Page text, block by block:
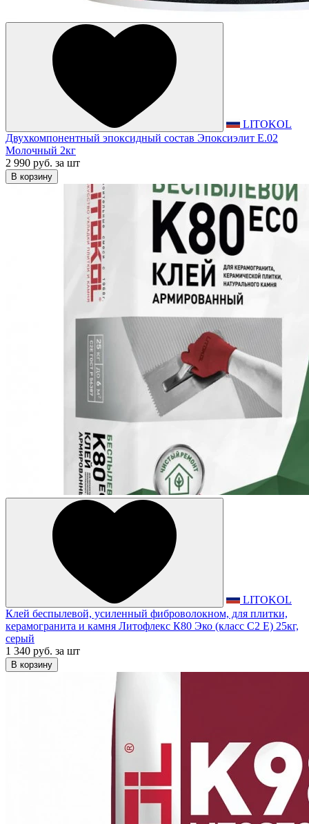
LITOKOL
Двухкомпонентный эпоксидный состав Эпоксиэлит E.02
Молочный 2кг
2 990 руб. за шт
В корзину
LITOKOL
Клей беспылевой, усиленный фиброволокном, для плитки,
керамогранита и камня Литофлекс К80 Эко (класс С2 Е) 25кг,
серый
1 340 руб. за шт
В корзину